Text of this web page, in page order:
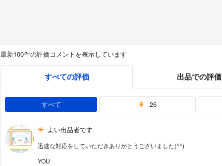
最新100件の評価コメントを表示しています
すべての評価 出品での評価
すべて 26
よい出品者です
迅速な対応をしていただきありがとうございました(^^)
YOU